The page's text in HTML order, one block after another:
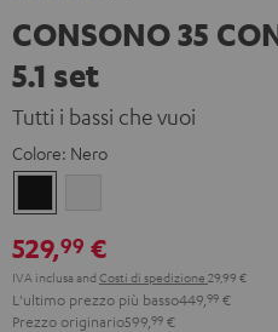
CONSONO 35
5.1 set
Tutti i bassi che vuoi
Colore: Nero
529,99 €
IVA inclusa and Costi di spedizione 29,99 €
L'ultimo prezzo più basso449, 99 €
Prezzo originario599, 99 €